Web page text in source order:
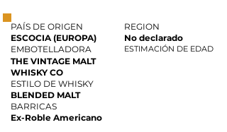
PAÍS DE ORIGEN
ESCOCIA (EUROPA)
EMBOTELLADORA
THE VINTAGE MALT
WHISKY CO
REGION
No declarado
ESTIMACIÓN DE EDAD
ESTILO DE WHISKY
BLENDED MALT
BARRICAS
Ex-Roble Americano